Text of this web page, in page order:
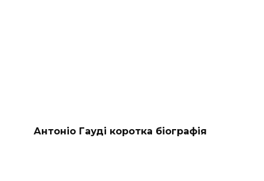
Антоніо Гауді коротка біографія